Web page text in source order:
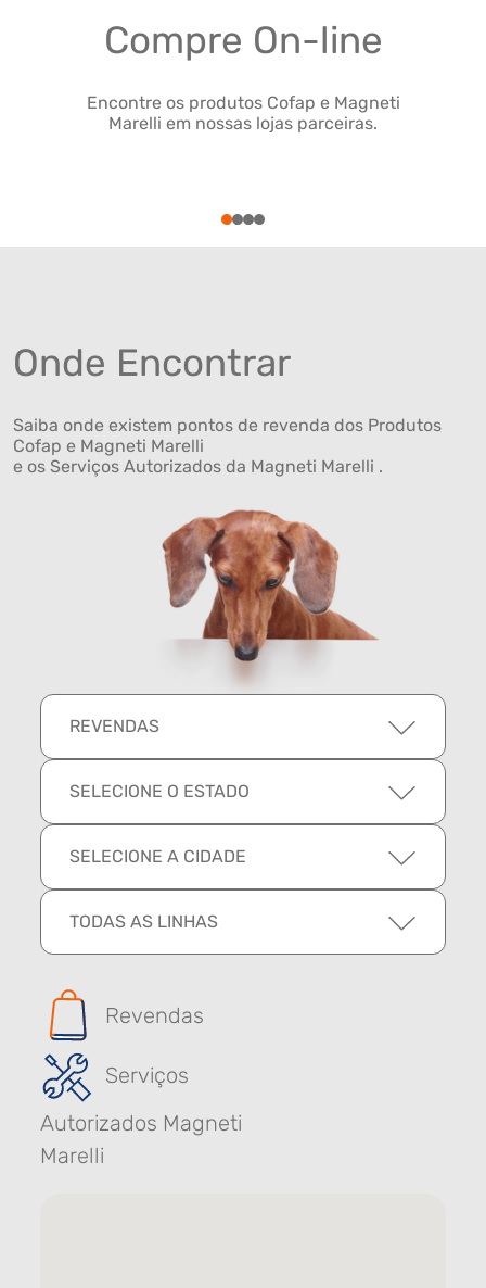
Compre On-line
Encontre os produtos Cofap e Magneti
Marelli em nossas lojas parceiras.
1234
Onde Encontrar
Saiba onde existem pontos de revenda dos Produtos
Cofap e Magneti Marelli
e os Serviços Autorizados da Magneti Marelli .
REVENDAS
SELECIONE O ESTADO
SELECIONE A CIDADE
TODAS AS LINHAS
Revendas
Serviços
Autorizados Magneti
Marelli